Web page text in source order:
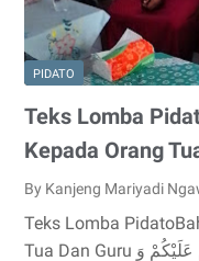
orangtua
dan
guru)
PIDATO
Teks Lomba
Kepada Orang
By Kanjeng Mariyadi
Teks Lomba